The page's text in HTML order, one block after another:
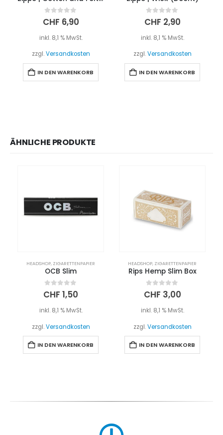
0 out of 5
CHF 6,90
inkl. 8,1 % MwSt.
zzgl.Versandkosten
IN DEN WARENKORB
0 out of 5
CHF 2,90
inkl. 8,1 % MwSt.
zzgl.Versandkosten
IN DEN WARENKORB
ÄHNLICHE PRODUKTE
HEADSHOP, ZIGARETTENPAPIER
OCB Slim
0out of 5
CHF 1,50
inkl. 8,1 % MwSt.
zzgl.Versandkosten
IN DEN WARENKORB
HEADSHOP, ZIGARETTENPAPIER
Rips Hemp Slim Box
0 out of 5
CHF 3,00
inkl. 8,1 % MwSt.
zzgl.Versandkosten
IN DEN WARENKORB